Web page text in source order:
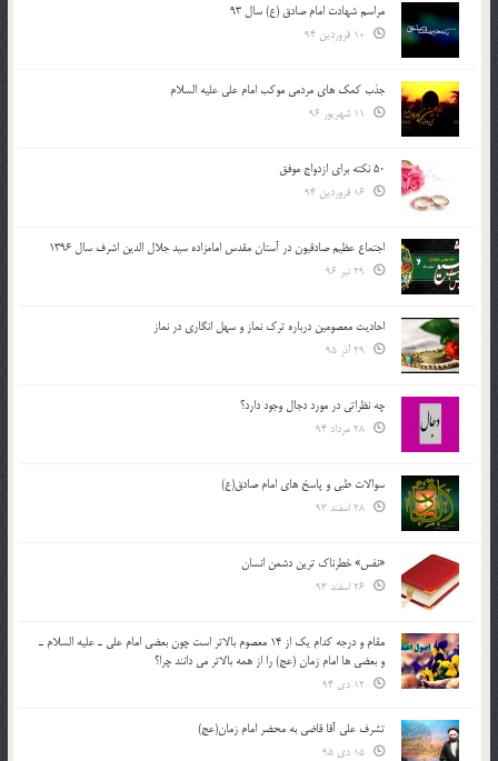
مراسم شهادت امام صادق (ع) سال 93
جذب کمک های مردمی موکب امام علی علیه السلام
50 نکته برای ازدواج موفق
اجتماع عظیم صادقیون در آستان مقدس امامزاده سید جلال الدین اشرف سال 1396
احادیث معصومین درباره ترک نماز و سهل انگاری در نماز
چه نظراتی در مورد دجال وجود دارد؟
سوالات طبی و پاسخ های امام صادق(ع)
«نفس» خطرناک ترین دشمن انسان
مقام و درجه كدام يك از 14 معصوم بالاتر است چون بعضي امام علي ـ عليه السلام ـ
و بعضي ها امام زمان (عج) را از همه بالاتر مي دانند چرا؟
تشرف علي آقا قاضي به محضر امام زمان(عج)